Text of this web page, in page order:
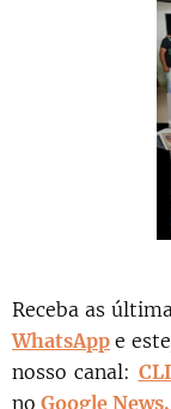
Receba as
WhatsApp e
nosso canal:
no Google News.